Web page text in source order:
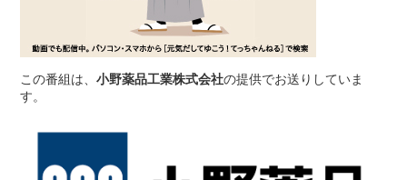
この番組は、小野薬品工業株式会社の提供でお送りしていま
す。